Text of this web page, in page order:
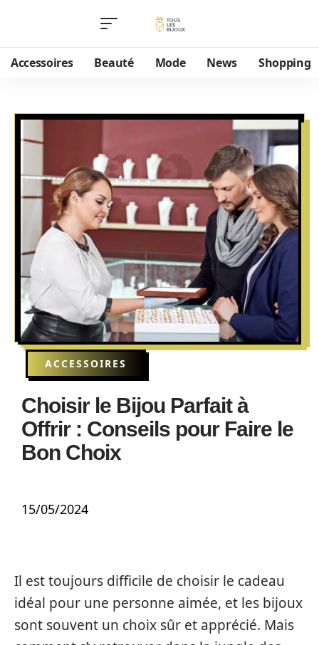
Accessoires Beauté Mode News Shopping
ACCESSOIRES
Choisir le Bijou Parfait à
Offrir : Conseils pour Faire le
Bon Choix
15/05/2024
Il est toujours difficile de choisir le cadeau
idéal pour une personne aimée, et les bijoux
sont souvent un choix sûr et apprécié. Mais